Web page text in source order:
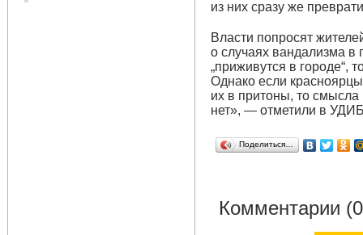
из них сразу же
Власти попросят
о случаях вандализма
„приживутся в городе“,
Однако если
их в притоны, то смысла
нет», — отметили в
Поделиться…
Комментарии